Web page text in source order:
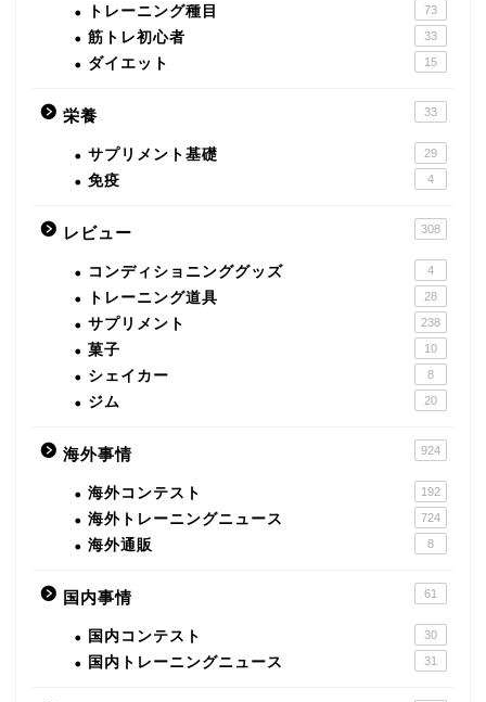
トレーニング種目 73
筋トレ初心者 33
ダイエット 15
栄養 33
サプリメント基礎 29
免疫 4
レビュー 308
コンディショニンググッズ 4
トレーニング道具 28
サプリメント 238
菓子 10
シェイカー 8
ジム 20
海外事情 924
海外コンテスト 192
海外トレーニングニュース 724
海外通販 8
国内事情 61
国内コンテスト 30
国内トレーニングニュース 31